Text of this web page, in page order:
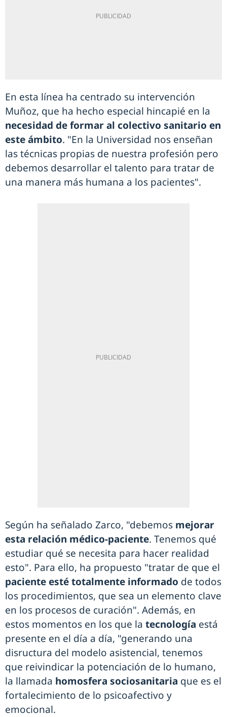
En esta línea ha centrado su intervención
Muñoz, que ha hecho especial hincapié en la
necesidad de formar al colectivo sanitario en
este ámbito. "En la Universidad nos enseñan
las técnicas propias de nuestra profesión pero
debemos desarrollar el talento para tratar de
una manera más humana a los pacientes".
Según ha señalado Zarco, "debemos mejorar
esta relación médico-paciente. Tenemos qué
estudiar qué se necesita para hacer realidad
esto". Para ello, ha propuesto "tratar de que el
paciente esté totalmente informado de todos
los procedimientos, que sea un elemento clave
en los procesos de curación". Además, en
estos momentos en los que la tecnología está
presente en el día a día, "generando una
disructura del modelo asistencial, tenemos
que reivindicar la potenciación de lo humano,
la llamada homosfera sociosanitaria que es el
fortalecimiento de lo psicoafectivo y
emocional.